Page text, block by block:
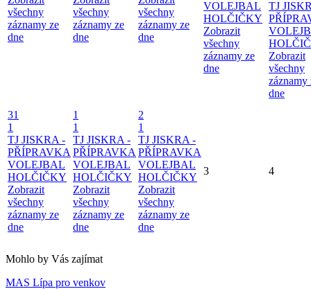
všechny
záznamy ze
dne
všechny
záznamy ze
dne
všechny
záznamy ze
dne
VOLEJBAL
HOLČIČKY
Zobrazit
všechny
záznamy ze
dne
TJ
Zobrazit
všechny
záznamy
dne
31
1
TJ JISKRA -
PŘÍPRAVKA
VOLEJBAL
HOLČIČKY
Zobrazit
všechny
záznamy ze
dne
1
1
TJ JISKRA -
PŘÍPRAVKA
VOLEJBAL
HOLČIČKY
Zobrazit
všechny
záznamy ze
dne
2
1
TJ JISKRA -
PŘÍPRAVKA
VOLEJBAL
HOLČIČKY
Zobrazit
všechny
záznamy ze
dne
3 4
Mohlo by Vás zajímat
MAS Lípa pro venkov